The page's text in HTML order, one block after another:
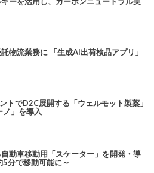
物流業務に 「生成AI出荷検品アプリ」
トでD2C展開する「ウェルモット製薬」
ノ」を導入
動車移動用「スケーター」を開発・導
5分で移動可能に～